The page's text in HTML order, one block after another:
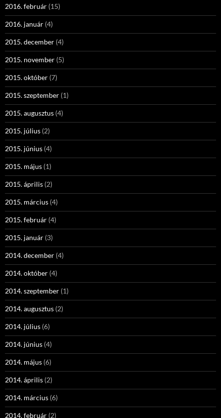
2016. február (15)
2016. január (4)
2015. december (4)
2015. november (5)
2015. október (7)
2015. szeptember (1)
2015. augusztus (4)
2015. július (2)
2015. június (4)
2015. május (1)
2015. április (2)
2015. március (4)
2015. február (4)
2015. január (3)
2014. december (4)
2014. október (4)
2014. szeptember (1)
2014. augusztus (2)
2014. július (6)
2014. június (4)
2014. május (6)
2014. április (2)
2014. március (6)
2014. február (2)